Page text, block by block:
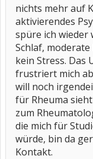
nichts mehr auf
aktivierendes
spüre ich wieder
Schlaf,
kein Stress. Das
frustriert mich
will noch
für Rheuma
zum
die mich für
würde, bin da
Kontakt.